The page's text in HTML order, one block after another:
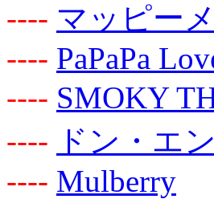
---- マッピー
---- PaPaPa
---- SMOKY
---- ドン・エ
---- Mulberry